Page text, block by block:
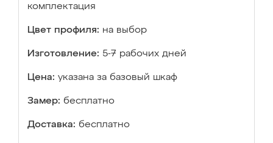
комплектация
Цвет профиля: на выбор
Изготовление: 5-7 рабочих дней
Цена: указана за базовый шкаф
Замер: бесплатно
Доставка: бесплатно